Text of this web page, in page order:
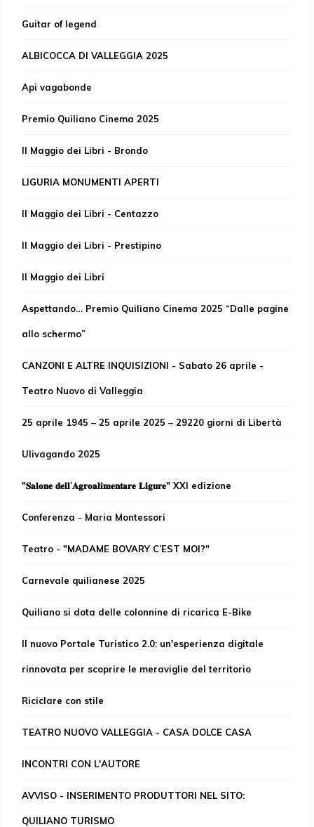
Guitar of legend
ALBICOCCA DI VALLEGGIA 2025
Api vagabonde
Premio Quiliano Cinema 2025
Il Maggio dei Libri - Brondo
LIGURIA MONUMENTI APERTI
Il Maggio dei Libri - Centazzo
Il Maggio dei Libri - Prestipino
Il Maggio dei Libri
Aspettando… Premio Quiliano Cinema 2025 “Dalle pagine
allo schermo”
CANZONI E ALTRE INQUISIZIONI - Sabato 26 aprile -
Teatro Nuovo di Valleggia
25 aprile 1945 – 25 aprile 2025 – 29220 giorni di Libertà
Ulivagando 2025
"𝐒𝐚𝐥𝐨𝐧𝐞 𝐝𝐞𝐥𝐥’𝐀𝐠𝐫𝐨𝐚𝐥𝐢𝐦𝐞𝐧𝐭𝐚𝐫𝐞 𝐋𝐢𝐠𝐮𝐫𝐞" XXI edizione
Conferenza - Maria Montessori
Teatro - "MADAME BOVARY C’EST MOI?"
Carnevale quilianese 2025
Quiliano si dota delle colonnine di ricarica E-Bike
Il nuovo Portale Turistico 2.0: un'esperienza digitale
rinnovata per scoprire le meraviglie del territorio
Riciclare con stile
TEATRO NUOVO VALLEGGIA - CASA DOLCE CASA
INCONTRI CON L'AUTORE
AVVISO - INSERIMENTO PRODUTTORI NEL SITO:
QUILIANO TURISMO